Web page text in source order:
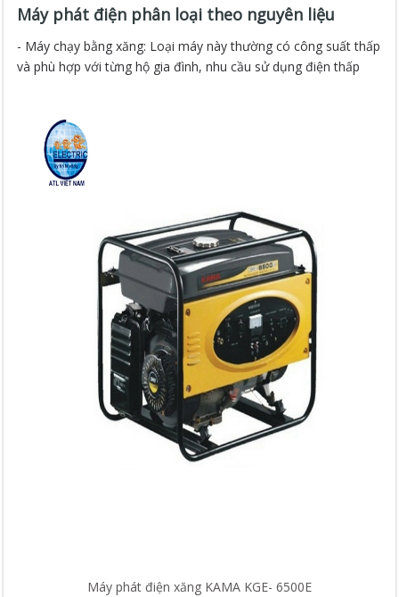
Máy phát điện phân loại theo nguyên liệu
- Máy chạy bằng xăng: Loại máy này thường có công suất thấp
và phù hợp với từng hộ gia đình, nhu cầu sử dụng điện thấp
Máy phát điện xăng KAMA KGE- 6500E